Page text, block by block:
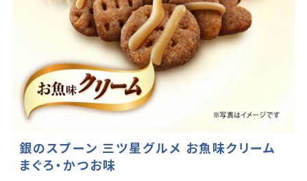
銀のスプーン 三ツ星グルメ お魚味クリーム
まぐろ・かつお味